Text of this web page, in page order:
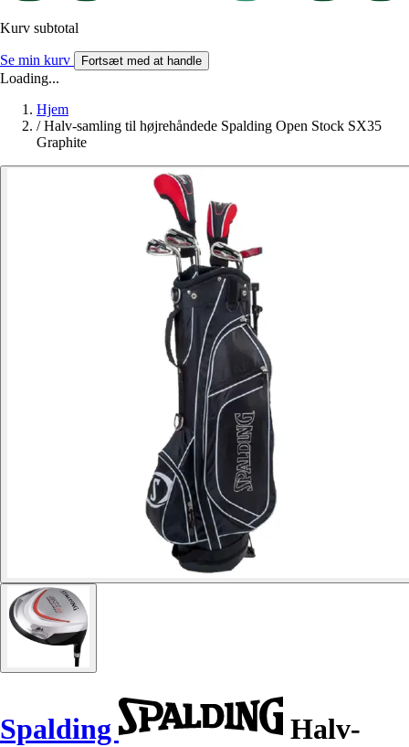
Kurv subtotal
Se min kurv Fortsæt med at handle
Loading...
Hjem
/ Halv-samling til højrehåndede Spalding Open Stock SX35
Graphite
Spalding
Halv-